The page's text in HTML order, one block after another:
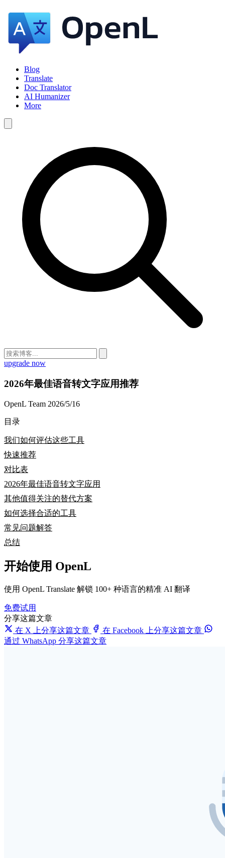
Blog
Translate
Doc Translator
AI Humanizer
More
upgrade now
2026年最佳语音转文字应用推荐
OpenL Team 2026/5/16
目录
我们如何评估这些工具
快速推荐
对比表
2026年最佳语音转文字应用
其他值得关注的替代方案
如何选择合适的工具
常见问题解答
总结
开始使用 OpenL
使用 OpenL Translate 解锁 100+ 种语言的精准 AI 翻译
免费试用
分享这篇文章
在 X 上分享这篇文章
在 Facebook 上分享这篇文章
通过 WhatsApp 分享这篇文章